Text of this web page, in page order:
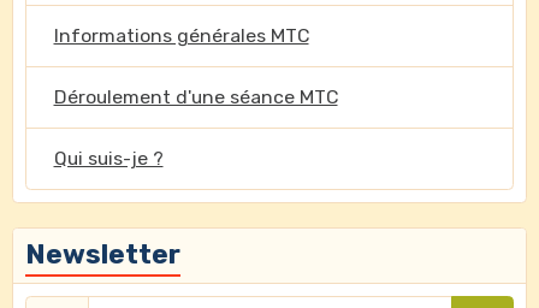
Informations générales MTC
Déroulement d'une séance MTC
Qui suis-je ?
Newsletter